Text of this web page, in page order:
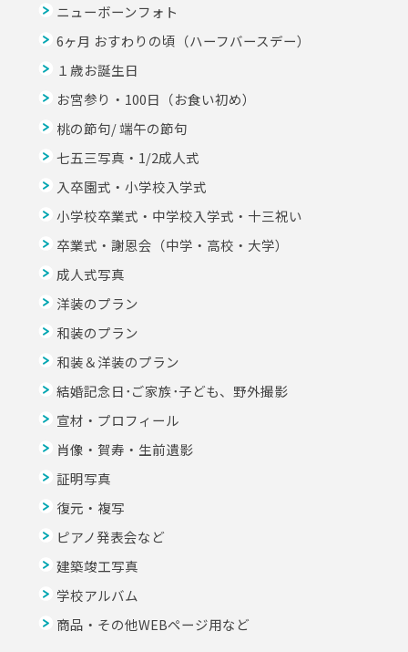
ニューボーンフォト
6ヶ月 おすわりの頃（ハーフバースデー）
１歳お誕生日
お宮参り・100日（お食い初め）
桃の節句/ 端午の節句
七五三写真・1/2成人式
入卒園式・小学校入学式
小学校卒業式・中学校入学式・十三祝い
卒業式・謝恩会（中学・高校・大学）
成人式写真
洋装のプラン
和装のプラン
和装＆洋装のプラン
結婚記念日･ご家族･子ども、野外撮影
宣材・プロフィール
肖像・賀寿・生前遺影
証明写真
復元・複写
ピアノ発表会など
建築竣工写真
学校アルバム
商品・その他WEBページ用など